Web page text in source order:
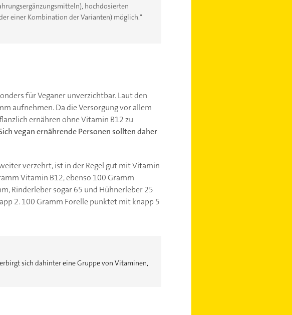
hochdosierten
einer Kombination der Varianten) möglich."
für Veganer unverzichtbar. Laut den
aufnehmen. Da die Versorgung vor allem
ernähren ohne Vitamin B12 zu
vegan ernährende Personen sollten daher
verzehrt, ist in der Regel gut mit Vitamin
Vitamin B12, ebenso 100 Gramm
Rinderleber sogar 65 und Hühnerleber 25
2. 100 Gramm Forelle punktet mit knapp 5
sich dahinter eine Gruppe von Vitaminen,